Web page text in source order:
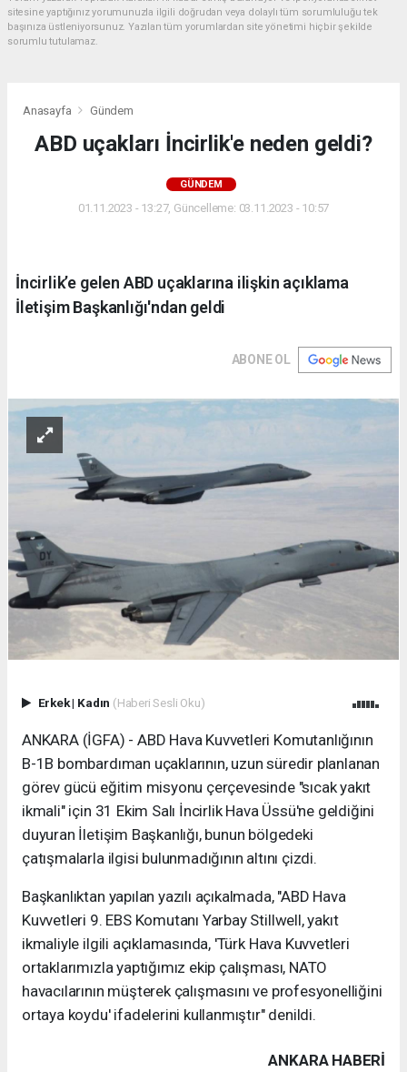
sitesine yaptığınız yorumunuzla ilgili doğrudan veya dolaylı tüm sorumluluğu tek
başınıza üstleniyorsunuz. Yazılan tüm yorumlardan site yönetimi hiçbir şekilde
sorumlu tutulamaz.
Anasayfa Gündem
ABD uçakları İncirlik'e neden geldi?
GÜNDEM
01.11.2023 - 13:27, Güncelleme: 03.11.2023 - 10:57
İncirlik’e gelen ABD uçaklarına ilişkin açıklama
İletişim Başkanlığı'ndan geldi
ABONE OL
Erkek| Kadın (Haberi Sesli Oku)
ANKARA (İGFA) - ABD Hava Kuvvetleri Komutanlığının
B-1B bombardıman uçaklarının, uzun süredir planlanan
görev gücü eğitim misyonu çerçevesinde "sıcak yakıt
ikmali" için 31 Ekim Salı İncirlik Hava Üssü'ne geldiğini
duyuran İletişim Başkanlığı, bunun bölgedeki
çatışmalarla ilgisi bulunmadığının altını çizdi.
Başkanlıktan yapılan yazılı açıkalmada, "ABD Hava
Kuvvetleri 9. EBS Komutanı Yarbay Stillwell, yakıt
ikmaliyle ilgili açıklamasında, 'Türk Hava Kuvvetleri
ortaklarımızla yaptığımız ekip çalışması, NATO
havacılarının müşterek çalışmasını ve profesyonelliğini
ortaya koydu' ifadelerini kullanmıştır" denildi.
ANKARA HABERİ